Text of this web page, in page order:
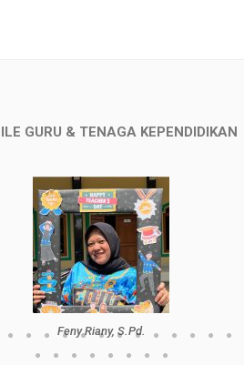
GURU & TENAGA KEPENDIDIKAN
Feny Riany, S.Pd.